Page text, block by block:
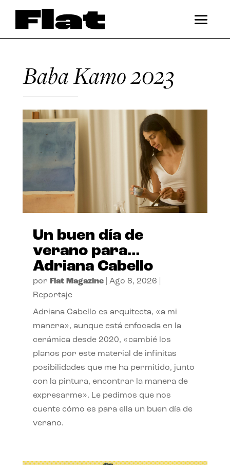
Baba Kamo 2023
Un buen día de
verano para…
Adriana Cabello
por Flat Magazine| Ago 8, 2026
Reportaje
Adriana Cabello es arquitecta, «a mi
manera», aunque está enfocada en la
cerámica desde 2020, «cambié los
planos por este material de infinitas
posibilidades que me ha permitido, junto
con la pintura, encontrar la manera de
expresarme». Le pedimos que nos
cuente cómo es para ella un buen día de
verano.